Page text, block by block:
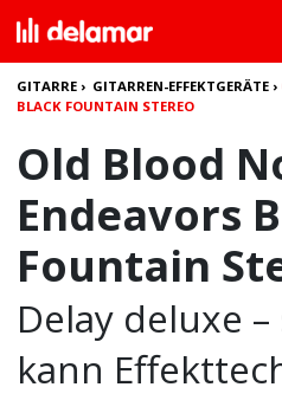
GITARRE › GITARREN-EFFEKTGERÄTE ›
BLACK FOUNTAIN STEREO
Old Blood
Endeavors
Fountain
Delay deluxe
kann